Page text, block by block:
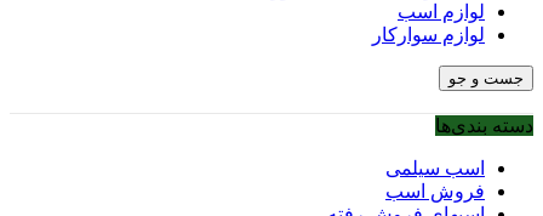
لوازم اسب
لوازم سوارکار
جست و جو
دسته بندی‌ها
اسب سیلمی
فروش اسب